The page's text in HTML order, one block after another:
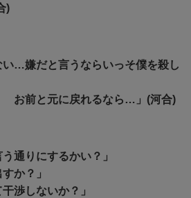
)
い…嫌だと言うならいっそ僕を殺し
お前と元に戻れるなら…」(河合)
通りにするかい？」
か？」
渉しないか？」